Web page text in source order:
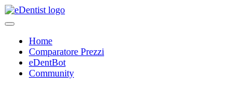
Home
Comparatore Prezzi
eDentBot
Community